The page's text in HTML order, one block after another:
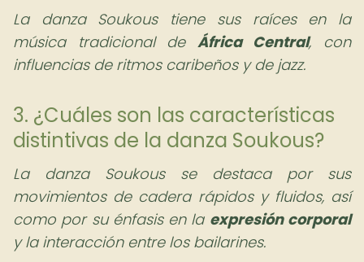
La danza Soukous tiene sus raíces en la
música tradicional de África Central, con
influencias de ritmos caribeños y de jazz.
3. ¿Cuáles son las características
distintivas de la danza Soukous?
La danza Soukous se destaca por sus
movimientos de cadera rápidos y fluidos, así
como por su énfasis en la expresión corporal
y la interacción entre los bailarines.